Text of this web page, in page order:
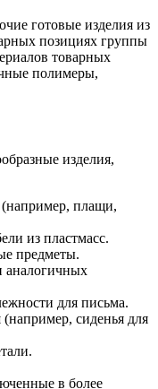
готовые изделия из
позициях группы
товарных
полимеры,
изделия,
плащи,
из пластмасс.
предметы.
аналогичных
для письма.
сиденья для
в более